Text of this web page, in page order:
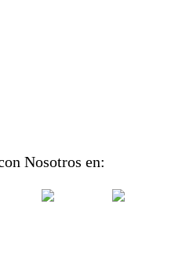
Nosotros en: